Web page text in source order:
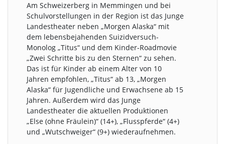
Am Schweizerberg in Memmingen und bei
Schulvorstellungen in der Region ist das Junge
Landestheater neben „Morgen Alaska“ mit
dem lebensbejahenden Suizidversuch-
Monolog „Titus“ und dem Kinder-Roadmovie
„Zwei Schritte bis zu den Sternen“ zu sehen.
Das ist für Kinder ab einem Alter von 10
Jahren empfohlen, „Titus“ ab 13, „Morgen
Alaska“ für Jugendliche und Erwachsene ab 15
Jahren. Außerdem wird das Junge
Landestheater die aktuellen Produktionen
„Else (ohne Fräulein)“ (14+), „Flusspferde“ (4+)
und „Wutschweiger“ (9+) wiederaufnehmen.